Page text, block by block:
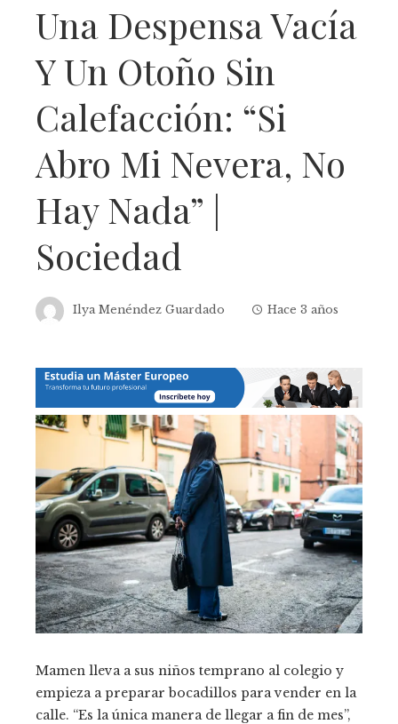
Una Despensa Vacía
Y Un Otoño Sin
Calefacción: “Si
Abro Mi Nevera, No
Hay Nada” |
Sociedad
Ilya Menéndez Guardado Hace 3 años
Mamen lleva a sus niños temprano al colegio y
empieza a preparar bocadillos para vender en la
calle. “Es la única manera de llegar a fin de mes”,